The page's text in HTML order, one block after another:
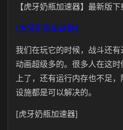
【虎牙奶瓶加速器】最新版下
[虎牙奶瓶加速器]
我们在玩它的时候，战斗还
动画超级多的。很多人在这
上了，还有运行内存也不足
设施都是可以解决的。
[虎牙奶瓶加速器]